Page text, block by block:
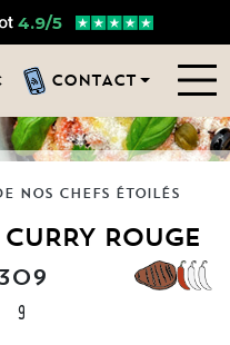
4.9/5
CONTACT
nos chefs étoilés
ROUGE
309
g